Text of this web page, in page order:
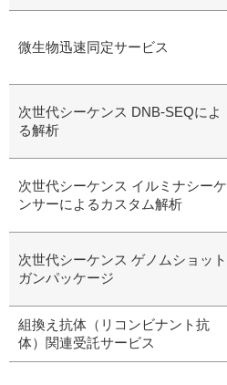
微生物迅速同定サービス
次世代シーケンス DNB-SEQによ
る解析
次世代シーケンス イルミナシーケ
ンサーによるカスタム解析
次世代シーケンス ゲノムショット
ガンパッケージ
組換え抗体（リコンビナント抗
体）関連受託サービス